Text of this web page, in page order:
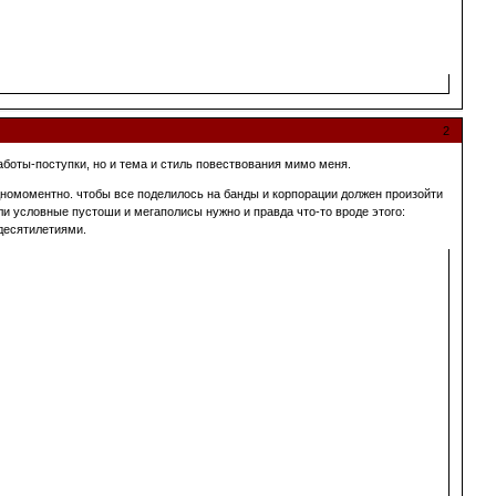
2
поступки, но и тема и стиль повествования мимо меня.
чтобы все поделилось на банды и корпорации должен произойти
условные пустоши и мегаполисы нужно и правда что-то вроде этого: